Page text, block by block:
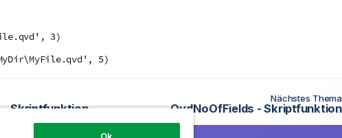
3)
5)
- Skriptfunktion
Nächstes Thema
QvdNoOfFields - Skriptfunktion